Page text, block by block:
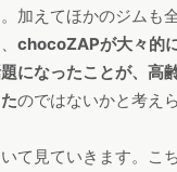
加えてほかのジムも
chocoZAPが大々的
になったことが、高
のではないかと考え
て見ていきます。こ